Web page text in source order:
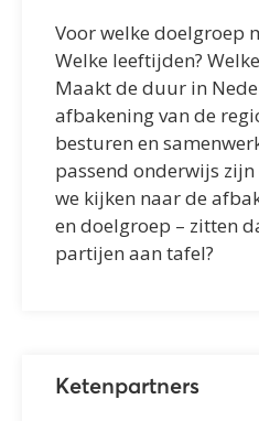
Voor welke doelgroep
Welke leeftijden?
Maakt de duur in
afbakening van de
besturen en
passend onderwijs
we kijken naar de
en doelgroep – zitten
partijen aan tafel?
Ketenpartners